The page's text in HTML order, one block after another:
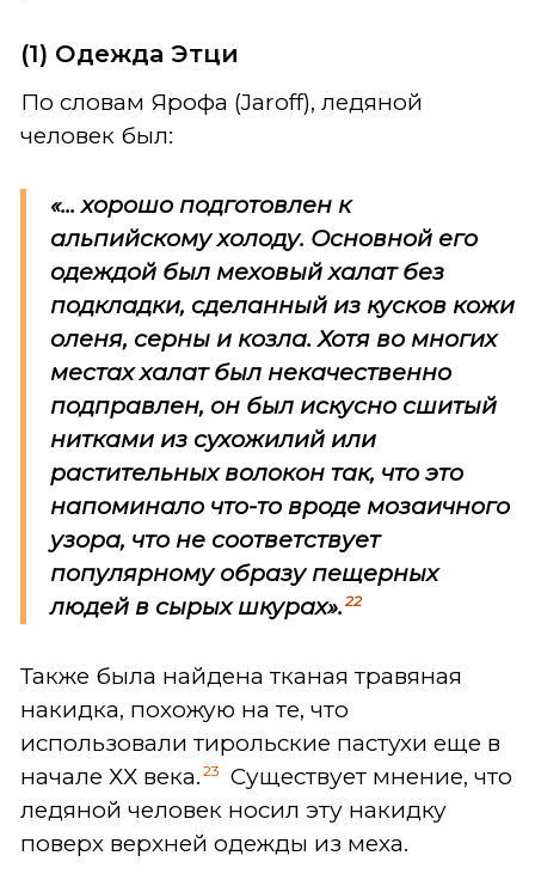
(1) Одежда Этци
По словам Ярофа (Jaroff), ледяной
человек был:
«... хорошо подготовлен к
альпийскому холоду. Основной его
одеждой был меховый халат без
подкладки, сделанный из кусков кожи
оленя, серны и козла. Хотя во многих
местах халат был некачественно
подправлен, он был искусно сшитый
нитками из сухожилий или
растительных волокон так, что это
напоминало что-то вроде мозаичного
узора, что не соответствует
популярному образу пещерных
людей в сырых шкурах». 22
Также была найдена тканая травяная
накидка, похожую на те, что
использовали тирольские пастухи еще в
начале ХХ века. 23
Существует мнение, что
ледяной человек носил эту накидку
поверх верхней одежды из меха.